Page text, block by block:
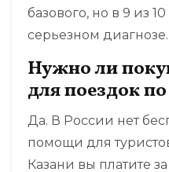
базового, но в 9 из
серьезном диагнозе.
Нужно ли
для поездок
Да. В России нет
помощи для
Казани вы платите